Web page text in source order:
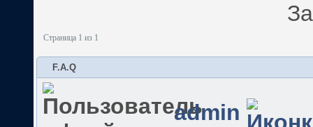
Страница 1 из 1
F.A.Q
admin